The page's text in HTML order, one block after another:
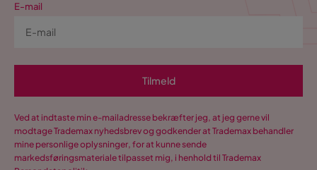
E-mail
Tilmeld
Ved at indtaste min e-mailadresse bekræfter jeg, at jeg gerne vil
modtage Trademax nyhedsbrev og godkender at Trademax behandler
mine personlige oplysninger, for at kunne sende
markedsføringsmateriale tilpasset mig, i henhold til Trademax